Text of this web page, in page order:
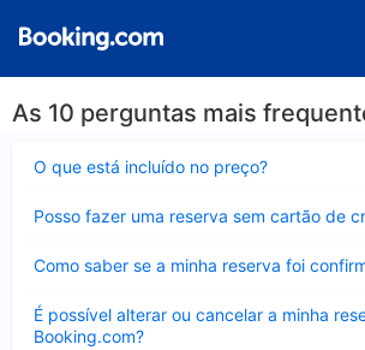
As 10 perguntas mais
O que está incluído no preço?
Posso fazer uma reserva sem cartão de
Como saber se a minha reserva foi
É possível alterar ou cancelar a minha
Booking.com?
Contraído